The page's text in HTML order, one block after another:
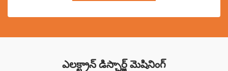
ఎలక్ట్రాన్ డిస్చార్జ్ మెషినింగ్